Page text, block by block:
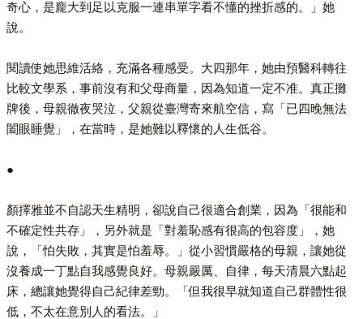
奇心，是龐大到足以克服一連串單字看不懂的挫折感的。」她
說。
閱讀使她思維活絡，充滿各種感受。大四那年，她由預醫科轉往
比較文學系，事前沒有和父母商量，因為知道一定不准。真正攤
牌後，母親徹夜哭泣，父親從臺灣寄來航空信，寫「已四晚無法
闔眼睡覺」，在當時，是她難以釋懷的人生低谷。
●
顏擇雅並不自認天生精明，卻說自己很適合創業，因為「很能和
不確定性共存」，另外就是「對羞恥感有很高的包容度」，她
說，「怕失敗，其實是怕羞辱。」從小習慣嚴格的母親，讓她從
沒養成一丁點自我感覺良好。母親嚴厲、自律，每天清晨六點起
床，總讓她覺得自己紀律差勁。「但我很早就知道自己群體性很
低，不太在意別人的看法。」